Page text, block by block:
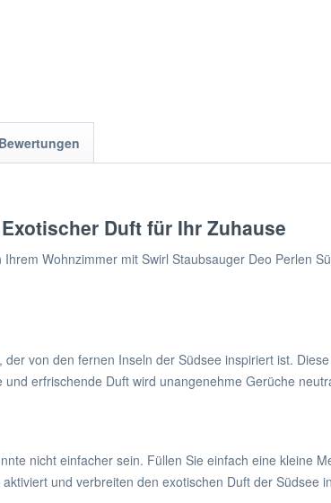
Duft für Ihr Zuhause
Wohnzimmer mit Swirl Staubsauger Deo Perlen
von den fernen Inseln der Südsee inspiriert ist.
erfrischende Duft wird unangenehme Gerüche
nicht einfacher sein. Füllen Sie einfach eine kleine
und verbreiten den exotischen Duft der Südsee